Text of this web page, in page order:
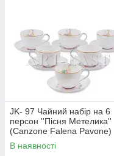
JK- 97 Чайний набір на 6
персон ''Пісня Метелика''
(Canzone Falena Pavone)
В наявності